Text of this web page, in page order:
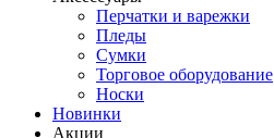
Перчатки и варежки
Пледы
Сумки
Торговое оборудование
Носки
Новинки
Акции